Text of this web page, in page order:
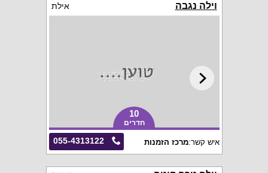
וילה נגבה אילת
10
חדרים
055-4313122 איש קשר:מרכז הזמנות